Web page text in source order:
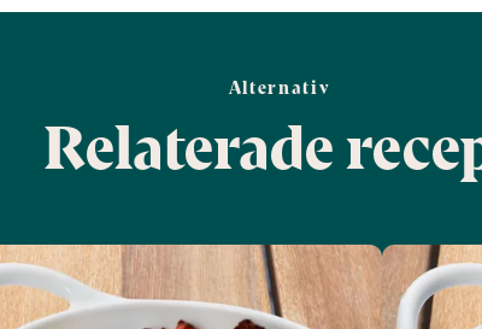
Alternativ
Relaterade